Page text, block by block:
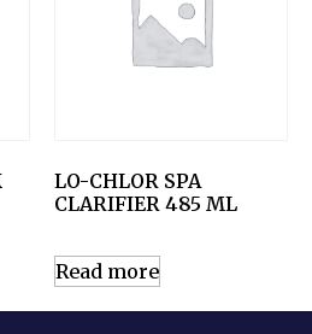
LO-CHLOR SPA
CLARIFIER 485 ML
Read more